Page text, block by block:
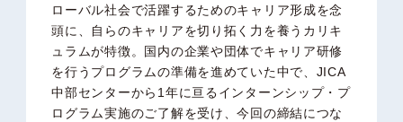
ローバル社会で活躍するためのキャリア形成を念
頭に、自らのキャリアを切り拓く力を養うカリキ
ュラムが特徴。国内の企業や団体でキャリア研修
を行うプログラムの準備を進めていた中で、JICA
中部センターから1年に亘るインターンシップ・プ
ログラム実施のご了解を受け、今回の締結につな